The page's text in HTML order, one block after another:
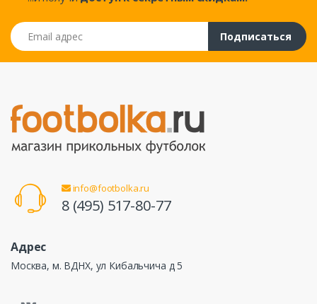
Email адрес
Подписаться
info@footbolka.ru
8 (495) 517-80-77
Адрес
Москва, м. ВДНХ, ул Кибальчича д 5